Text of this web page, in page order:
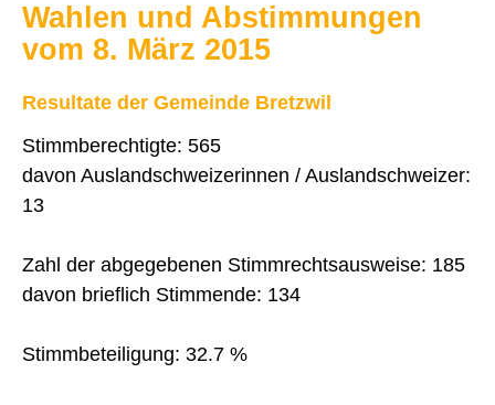
KULTUR UND FREIZEIT
ENTSORGUNG UND UMWELT
IMMOBILIENANGEBOTE
Wahlen und Abstimmungen
vom 8. März 2015
Resultate der Gemeinde Bretzwil
Stimmberechtigte: 565
davon Auslandschweizerinnen / Auslandschweizer:
13
Zahl der abgegebenen Stimmrechtsausweise: 185
davon brieflich Stimmende: 134
Stimmbeteiligung: 32.7 %